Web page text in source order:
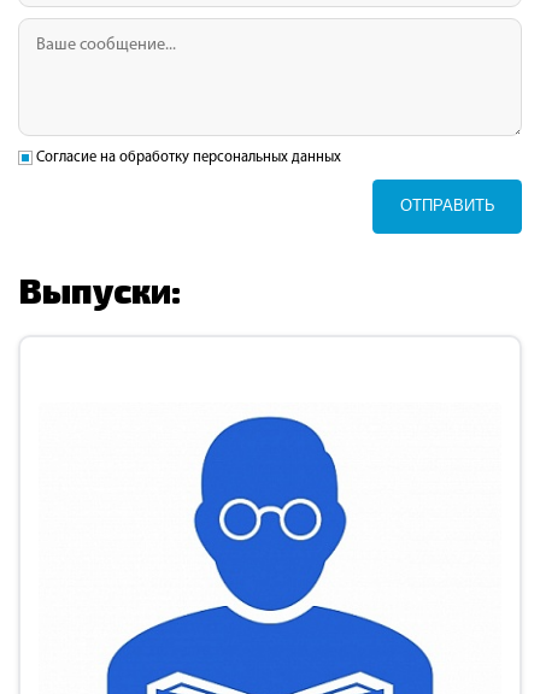
Согласие на обработку персональных данных
ОТПРАВИТЬ
Выпуски: